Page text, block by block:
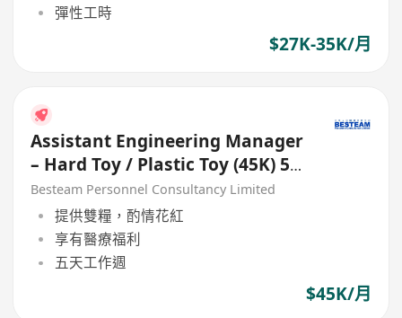
彈性工時
$27K-35K/月
Assistant Engineering Manager
– Hard Toy / Plastic Toy (45K) 5
Days
Besteam Personnel Consultancy Limited
提供雙糧，酌情花紅
享有醫療福利
五天工作週
$45K/月